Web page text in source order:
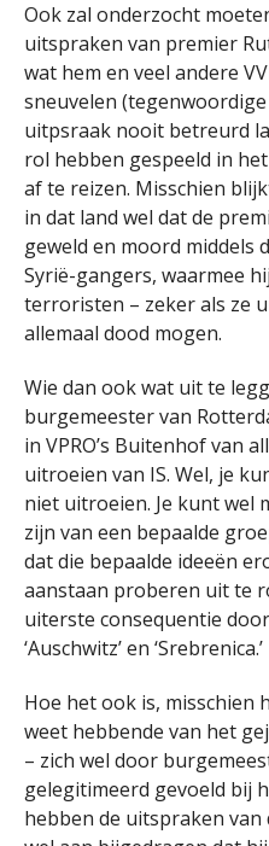
Ook zal onderzocht
uitspraken van premier
wat hem en veel andere
sneuvelen
uitpsraak nooit betreurd
rol hebben gespeeld in
af te reizen. Misschien
in dat land wel dat de
geweld en moord middels
Syrië-gangers, waarmee
terroristen – zeker als ze
allemaal dood mogen.
Wie dan ook wat uit te
burgemeester van
in VPRO’s Buitenhof van
uitroeien van IS. Wel, je
niet uitroeien. Je kunt wel
zijn van een bepaalde
dat die bepaalde ideeën
aanstaan proberen uit te
uiterste consequentie
‘Auschwitz’ en ‘Srebrenica.’
Hoe het ook is, misschien
weet hebbende van het
– zich wel door
gelegitimeerd gevoeld bij
hebben de uitspraken